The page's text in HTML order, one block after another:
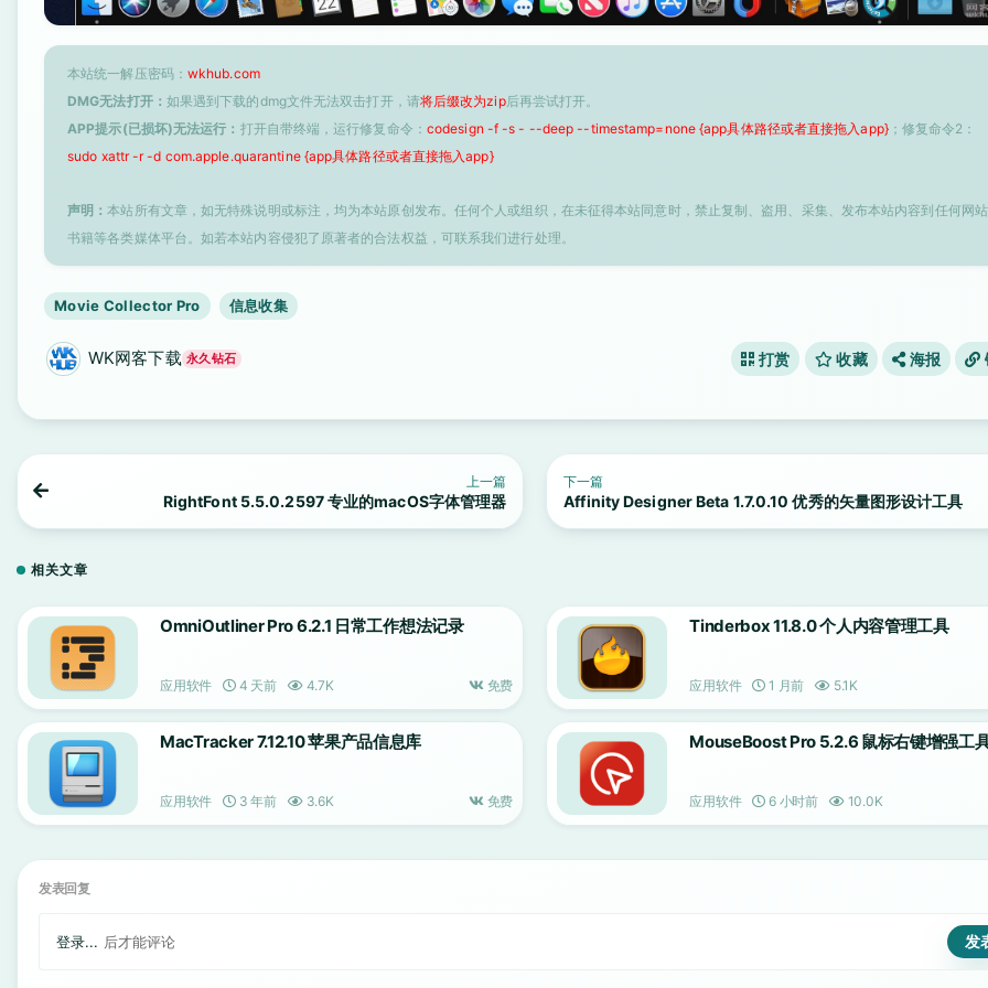
本站统一解压密码： wkhub.com
DMG无法打开： 如果遇到下载的dmg文件无法双击打开，请将后缀改为zip后再尝试打开。
APP提示(已损坏)无法运行： 打开自带终端，运行修复命令： codesign -f -s - --deep --timestamp=none {app具体路径或者直接拖入app}；修复命令2：
sudo xattr -r -d com.apple.quarantine {app具体路径或者直接拖入app}
声明：本站所有文章，如无特殊说明或标注，均为本站原创发布。任何个人或组织，在未征得本站同意时，禁止复制、盗用、采集、发布本站内容到任何网
书籍等各类媒体平台。如若本站内容侵犯了原著者的合法权益，可联系我们进行处理。
Movie Collector Pro 信息收集
WK网客下载 永久钻石 打赏 收藏 海报
上一篇
RightFont 5.5.0.2597 专业的macOS字体管理器
下一篇
Affinity Designer Beta 1.7.0.10 优秀的矢量图形设计工具
相关文章
OmniOutliner Pro 6.2.1 日常工作想法记录
应用软件 4 天前 4.7K 免费
Tinderbox 11.8.0 个人内容管理工具
应用软件 1 月前 5.1K
MacTracker 7.12.10 苹果产品信息库
应用软件 3 年前 3.6K 免费
MouseBoost Pro 5.2.6 鼠标右键增强工
应用软件 6 小时前 10.0K
发表回复
登录... 后才能评论